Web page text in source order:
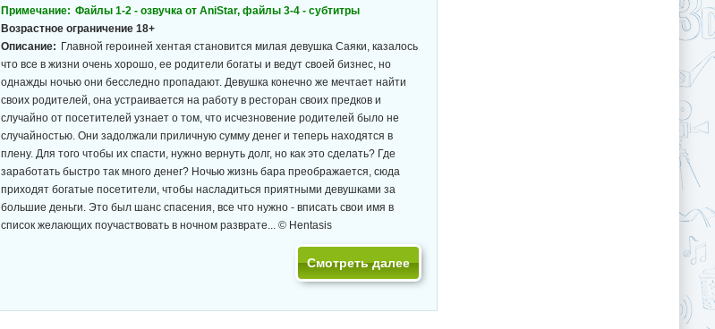
Примечание: Файлы 1-2 - озвучка от AniStar, файлы 3-4 - субтитры
Возрастное ограничение 18+
Описание: Главной героиней хентая становится милая девушка Саяки, казалось
что все в жизни очень хорошо, ее родители богаты и ведут своей бизнес, но
однажды ночью они бесследно пропадают. Девушка конечно же мечтает найти
своих родителей, она устраивается на работу в ресторан своих предков и
случайно от посетителей узнает о том, что исчезновение родителей было не
случайностью. Они задолжали приличную сумму денег и теперь находятся в
плену. Для того чтобы их спасти, нужно вернуть долг, но как это сделать? Где
заработать быстро так много денег? Ночью жизнь бара преображается, сюда
приходят богатые посетители, чтобы насладиться приятными девушками за
большие деньги. Это был шанс спасения, все что нужно - вписать свои имя в
список желающих поучаствовать в ночном разврате... © Hentasis
Смотреть далее